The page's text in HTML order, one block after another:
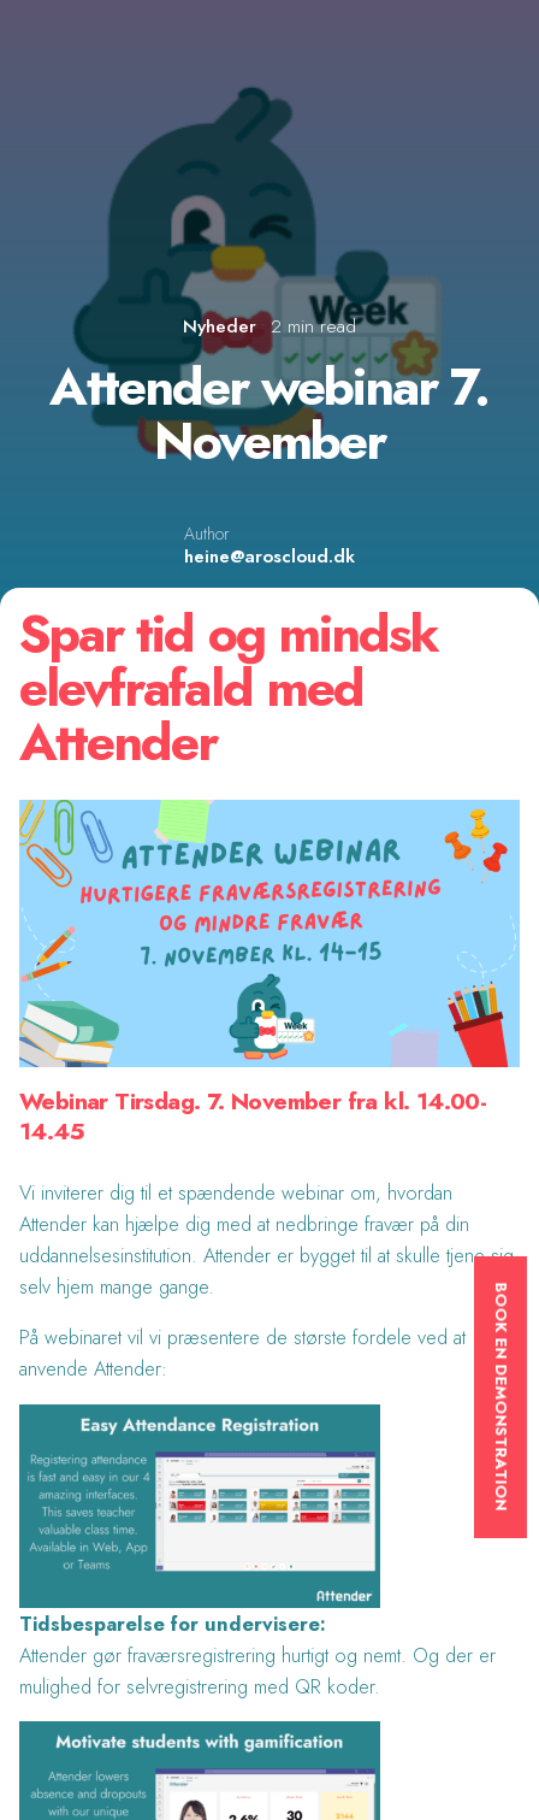
Nyheder 2 min read
Attender webinar 7.
November
Author
heine@aroscloud.dk
Spar tid og mindsk
elevfrafald med
Attender
Webinar Tirsdag. 7. November fra kl. 14.00-
14.45
Vi inviterer dig til et spændende webinar om, hvordan
Attender kan hjælpe dig med at nedbringe fravær på din
uddannelsesinstitution. Attender er bygget til at skulle tjene sig
selv hjem mange gange.
På webinaret vil vi præsentere de største fordele ved at
anvende Attender:
Tidsbesparelse for undervisere:
Attender gør fraværsregistrering hurtigt og nemt. Og der er
mulighed for selvregistrering med QR koder.
BOOK EN DEMONSTRATION